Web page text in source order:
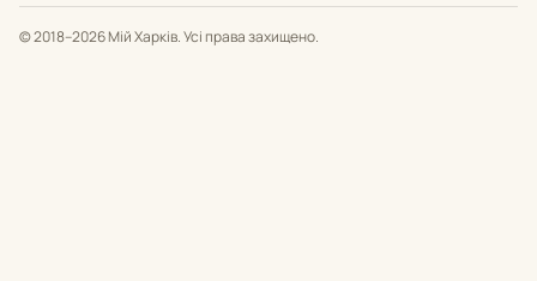
© 2018–2026 Мій Харків. Усі права захищено.